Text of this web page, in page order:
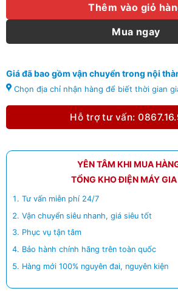
Thêm vào giỏ
Mua ngay
Giá đã bao gồm vận chuyển trong nội
Chọn địa chỉ nhận hàng để biết thời gian
Hỗ trợ tư vấn:
YÊN TÂM KHI MUA
TỔNG KHO ĐIỆN MÁY
Tư vấn miễn phí 24/7
Vận chuyển siêu nhanh, giá siêu tốt
Phục vụ tận tâm
Bảo hành chính hãng trên toàn quốc
Hàng mới 100% nguyên đai, nguyên kiện